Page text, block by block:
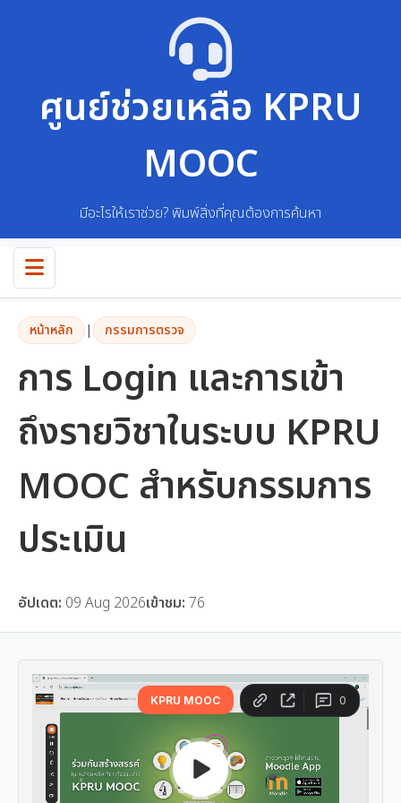
ศูนย์ช่วยเหลือ KPRU
MOOC
มีอะไรให้เราช่วย? พิมพ์สิ่งที่คุณต้องการค้นหา
หน้าหลัก | กรรมการตรวจ
การ Login และการเข้า
ถึงรายวิชาในระบบ KPRU
MOOC สำหรับกรรมการ
ประเมิน
อัปเดต: 09 Aug 2026เข้าชม: 76